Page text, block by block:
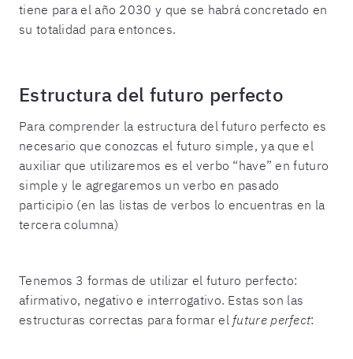
tiene para el año 2030 y que se habrá concretado en
su totalidad para entonces.
Estructura del futuro perfecto
Para comprender la estructura del futuro perfecto es
necesario que conozcas el futuro simple, ya que el
auxiliar que utilizaremos es el verbo “have” en futuro
simple y le agregaremos un verbo en pasado
participio (en las listas de verbos lo encuentras en la
tercera columna)
Tenemos 3 formas de utilizar el futuro perfecto:
afirmativo, negativo e interrogativo. Estas son las
estructuras correctas para formar el future perfect: